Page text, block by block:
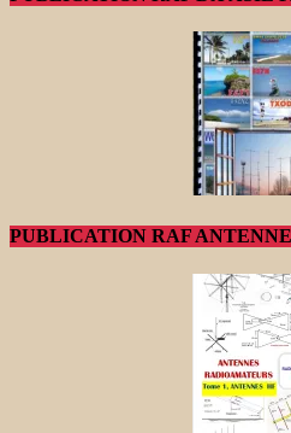
PUBLICATION RAF